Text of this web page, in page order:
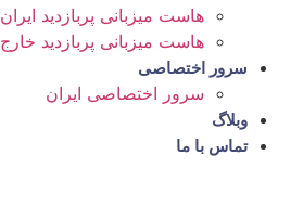
هاست میزبانی پربازدید ایران
هاست میزبانی پربازدید خارج
سرور اختصاصی
سرور اختصاصی ایران
وبلاگ
تماس با ما